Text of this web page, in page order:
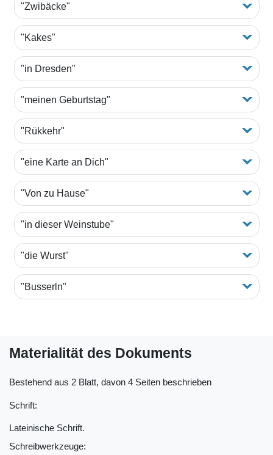
"Zwibäcke"
"Kakes"
"in Dresden"
"meinen Geburtstag"
"Rükkehr"
"eine Karte an Dich"
"Von zu Hause"
"in dieser Weinstube"
"die Wurst"
"Busserln"
Materialität des Dokuments
Bestehend aus 2 Blatt, davon 4 Seiten beschrieben
Schrift:
Lateinische Schrift.
Schreibwerkzeuge: